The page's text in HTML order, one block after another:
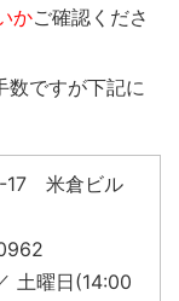
かご確認くださ
数ですが下記に
17 米倉ビル
土曜日(14:00